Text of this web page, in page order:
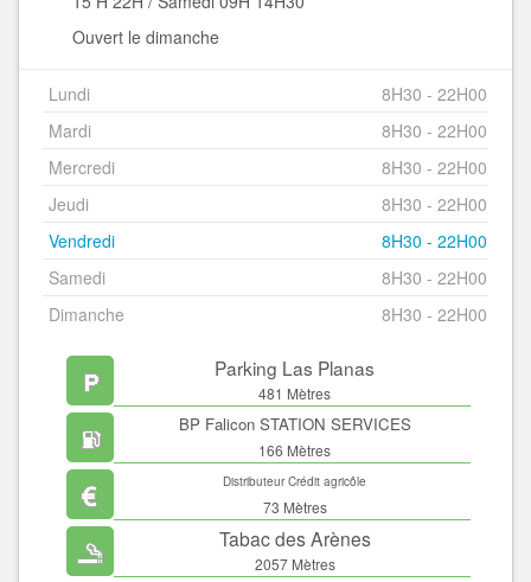
Ouvert le dimanche
Lundi
8H30 - 22H00
Mardi
8H30 - 22H00
Mercredi
8H30 - 22H00
Jeudi
8H30 - 22H00
Vendredi
8H30 - 22H00
Samedi
8H30 - 22H00
Dimanche
8H30 - 22H00
Parking Las Planas
481 Mètres
BP Falicon STATION SERVICES
166 Mètres
Distributeur Crédit agricôle
73 Mètres
Tabac des Arènes
2057 Mètres